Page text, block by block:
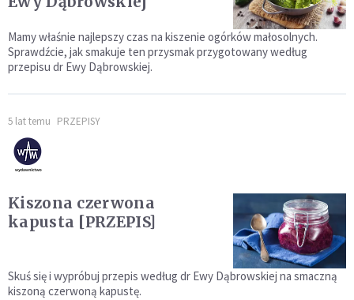
Mamy właśnie najlepszy czas na kiszenie ogórków małosolnych.
Sprawdźcie, jak smakuje ten przysmak przygotowany według
przepisu dr Ewy Dąbrowskiej.
5 lat temu PRZEPISY
Kiszona czerwona
kapusta [PRZEPIS]
Skuś się i wypróbuj przepis według dr Ewy Dąbrowskiej na smaczną
kiszoną czerwoną kapustę.